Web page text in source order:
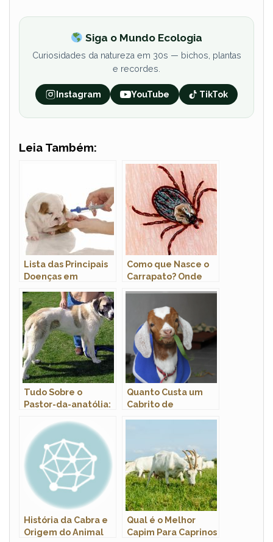
Siga o Mundo Ecologia
Curiosidades da natureza em 30s — bichos, plantas
e recordes.
Instagram YouTube TikTok
Leia Também:
Lista das Principais
Doenças em
e Tratamento
Como que Nasce o
Carrapato? Onde
Tudo Sobre o
Pastor-da-anatólia:
Fotos
Quanto Custa um
Cabrito de
História da Cabra e
Origem do Animal
Qual é o Melhor
Capim Para Caprinos